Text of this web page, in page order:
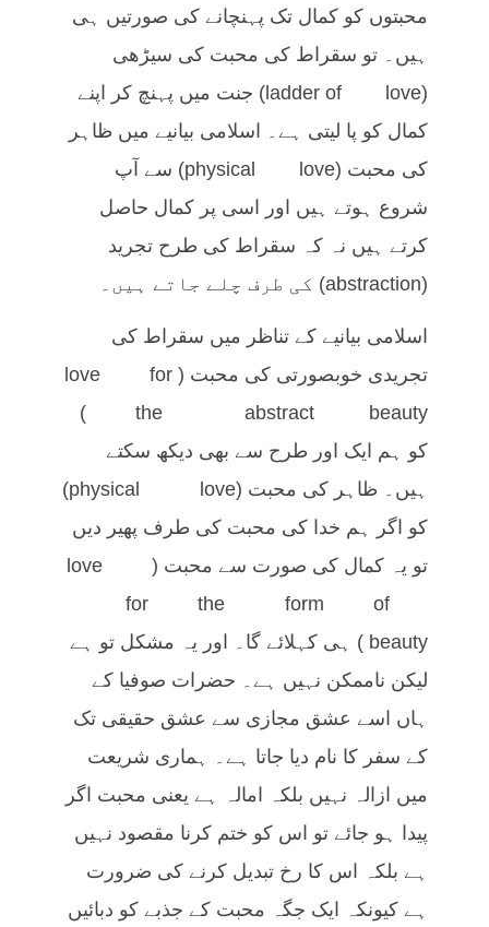
محبتوں کو کمال تک پہنچانے کی صورتیں ہی
ہیں۔ تو سقراط کی محبت کی سیڑھی
(ladder of love) جنت میں پہنچ کر اپنے
کمال کو پا لیتی ہے۔ اسلامی بیانیے میں ظاہر
کی محبت (physical love) سے آپ
شروع ہوتے ہیں اور اسی پر کمال حاصل
کرتے ہیں نہ کہ سقراط کی طرح تجرید
(abstraction) کی طرف چلے جاتے ہیں۔
اسلامی بیانیے کے تناظر میں سقراط کی
تجریدی خوبصورتی کی محبت (love for
the abstract beauty)
کو ہم ایک اور طرح سے بھی دیکھ سکتے
ہیں۔ ظاہر کی محبت (physical love)
کو اگر ہم خدا کی محبت کی طرف پھیر دیں
تو یہ کمال کی صورت سے محبت (love
for the form of
beauty) ہی کہلائے گا۔ اور یہ مشکل تو ہے
لیکن ناممکن نہیں ہے۔ حضرات صوفیا کے
ہاں اسے عشق مجازی سے عشق حقیقی تک
کے سفر کا نام دیا جاتا ہے۔ ہماری شریعت
میں ازالہ نہیں بلکہ امالہ ہے یعنی محبت اگر
پیدا ہو جائے تو اس کو ختم کرنا مقصود نہیں
ہے بلکہ اس کا رخ تبدیل کرنے کی ضرورت
ہے کیونکہ ایک جگہ محبت کے جذبے کو دبائیں